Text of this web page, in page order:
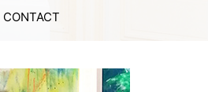
CONTACT